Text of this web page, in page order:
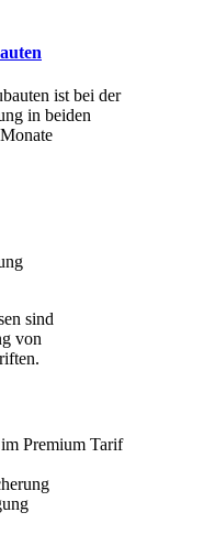
ist bei der
in beiden
sind
von
Premium Tarif